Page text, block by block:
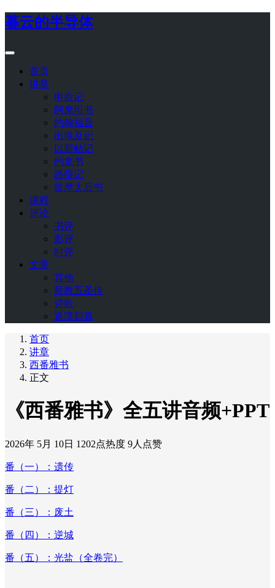
暮云的半导体
首页
讲章
申命记
阿摩司书
约翰福音
出埃及记
以斯帖记
约拿书
路得记
提摩太后书
课程
评论
书评
影评
时评
文章
其他
新教五圣传
诗歌
返璞归真
首页
讲章
西番雅书
正文
《西番雅书》全五讲音频+PPT
2026年 5月 10日 1202点热度 9人点赞
番（一）：遗传
番（二）：提灯
番（三）：废土
番（四）：逆城
番（五）：光盐（全卷完）